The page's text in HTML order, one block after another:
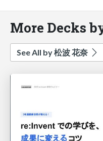
More Decks
See All by 松波 花奈